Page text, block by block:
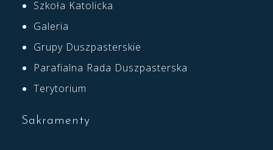
Szkoła Katolicka
Galeria
Grupy Duszpasterskie
Parafialna Rada Duszpasterska
Terytorium
Sakramenty